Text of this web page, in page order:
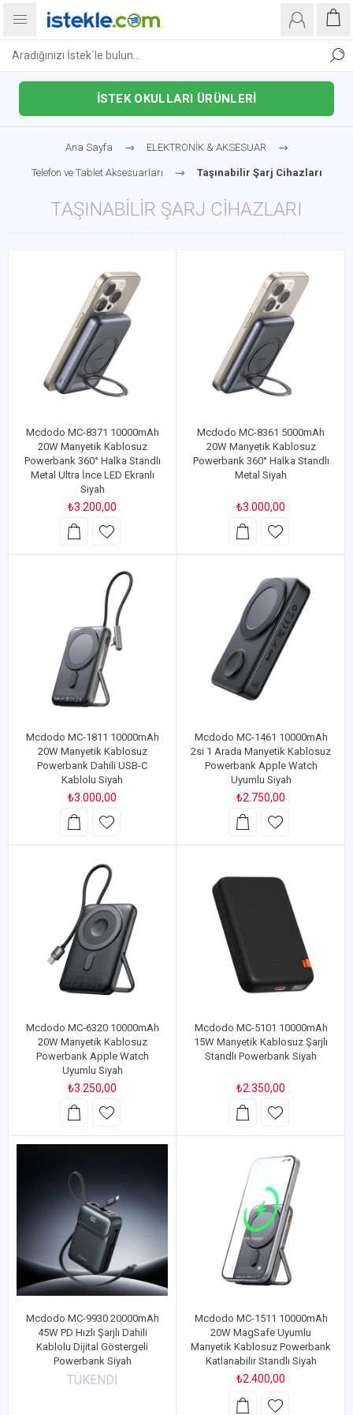
İSTEK OKULLARI ÜRÜNLERİ
Ana Sayfa ELEKTRONİK & AKSESUAR
Telefon ve Tablet Aksesuarları Taşınabilir Şarj Cihazları
TAŞINABILIR ŞARJ CIHAZLARI
Mcdodo MC-8371 10000mAh
20W Manyetik Kablosuz
Powerbank 360° Halka Standlı
Metal Ultra İnce LED Ekranlı
Siyah
₺3.200,00
Mcdodo MC-8361 5000mAh
20W Manyetik Kablosuz
Powerbank 360° Halka Standlı
Metal Siyah
₺3.000,00
Mcdodo MC-1811 10000mAh
20W Manyetik Kablosuz
Powerbank Dahili USB-C
Kablolu Siyah
₺3.000,00
Mcdodo MC-1461 10000mAh
2si 1 Arada Manyetik Kablosuz
Powerbank Apple Watch
Uyumlu Siyah
₺2.750,00
Mcdodo MC-6320 10000mAh
20W Manyetik Kablosuz
Powerbank Apple Watch
Uyumlu Siyah
₺3.250,00
Mcdodo MC-5101 10000mAh
15W Manyetik Kablosuz Şarjlı
Standlı Powerbank Siyah
₺2.350,00
Mcdodo MC-9930 20000mAh
45W PD Hızlı Şarjlı Dahili
Kablolu Dijital Göstergeli
Powerbank Siyah
TÜKENDİ
Mcdodo MC-1511 10000mAh
20W MagSafe Uyumlu
Manyetik Kablosuz Powerbank
Katlanabilir Standlı Siyah
₺2.400,00